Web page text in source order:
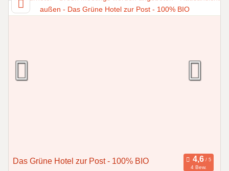
Das Grüne Hotel zur Post - 100% BIO
4 Bew.